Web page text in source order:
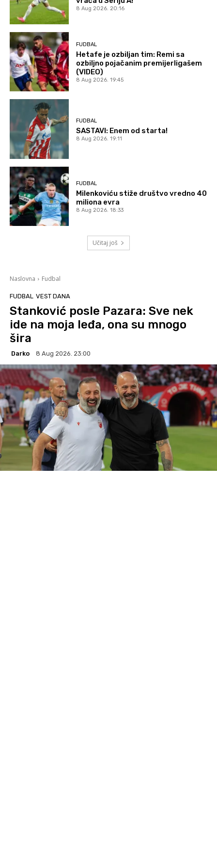
8 Aug 2026. 20:16
FUDBAL
Hetafe je ozbiljan tim: Remi sa
ozbiljno pojačanim premijerligašem
(VIDEO)
8 Aug 2026. 19:45
FUDBAL
SASTAVI: Enem od starta!
8 Aug 2026. 19:11
FUDBAL
Milenkoviću stiže društvo vredno 40
miliona evra
8 Aug 2026. 18:33
Učitaj još